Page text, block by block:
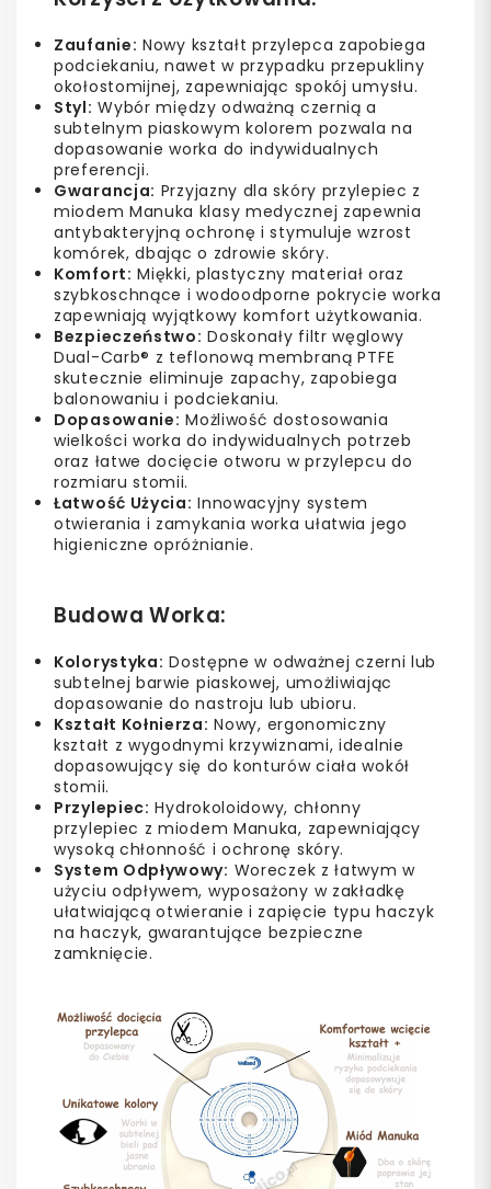
Zaufanie: Nowy kształt przylepca zapobiega
podciekaniu, nawet w przypadku przepukliny
okołostomijnej, zapewniając spokój umysłu.
Styl: Wybór między odważną czernią a
subtelnym piaskowym kolorem pozwala na
dopasowanie worka do indywidualnych
preferencji.
Gwarancja: Przyjazny dla skóry przylepiec z
miodem Manuka klasy medycznej zapewnia
antybakteryjną ochronę i stymuluje wzrost
komórek, dbając o zdrowie skóry.
Komfort: Miękki, plastyczny materiał oraz
szybkoschnące i wodoodporne pokrycie worka
zapewniają wyjątkowy komfort użytkowania.
Bezpieczeństwo: Doskonały filtr węglowy
Dual-Carb® z teflonową membraną PTFE
skutecznie eliminuje zapachy, zapobiega
balonowaniu i podciekaniu.
Dopasowanie: Możliwość dostosowania
wielkości worka do indywidualnych potrzeb
oraz łatwe docięcie otworu w przylepcu do
rozmiaru stomii.
Łatwość Użycia: Innowacyjny system
otwierania i zamykania worka ułatwia jego
higieniczne opróżnianie.
Budowa Worka:
Kolorystyka: Dostępne w odważnej czerni lub
subtelnej barwie piaskowej, umożliwiając
dopasowanie do nastroju lub ubioru.
Kształt Kołnierza: Nowy, ergonomiczny
kształt z wygodnymi krzywiznami, idealnie
dopasowujący się do konturów ciała wokół
stomii.
Przylepiec: Hydrokoloidowy, chłonny
przylepiec z miodem Manuka, zapewniający
wysoką chłonność i ochronę skóry.
System Odpływowy: Woreczek z łatwym w
użyciu odpływem, wyposażony w zakładkę
ułatwiającą otwieranie i zapięcie typu haczyk
na haczyk, gwarantujące bezpieczne
zamknięcie.